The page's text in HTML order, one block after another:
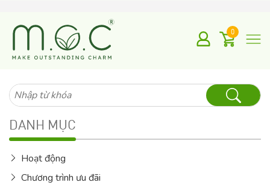
0
Tìm
kiếm
cho:
DANH MỤC
Hoạt động
Chương trình ưu đãi